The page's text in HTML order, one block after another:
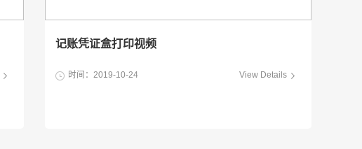
记账凭证盒打印视频
时间：2019-10-24 View Details